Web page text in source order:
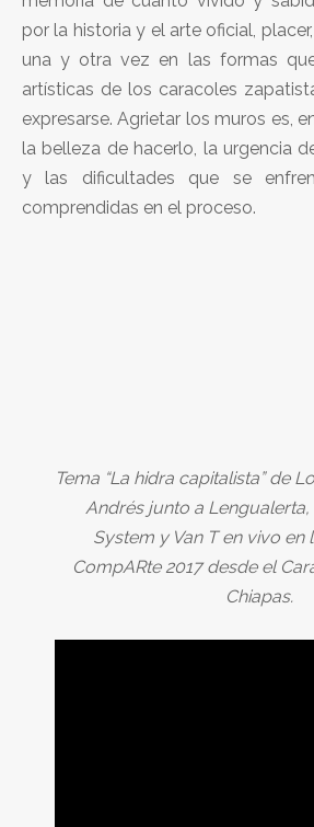
por la historia y el arte oficial,
una y otra vez en las formas
artísticas de los caracoles
expresarse. Agrietar los muros es,
la belleza de hacerlo, la urgencia
y las dificultades que se
comprendidas en el proceso.
Tema “La hidra capitalista” de
Andrés junto a
System y Van T en vivo en
CompARte 2017 desde el
Chiapas.